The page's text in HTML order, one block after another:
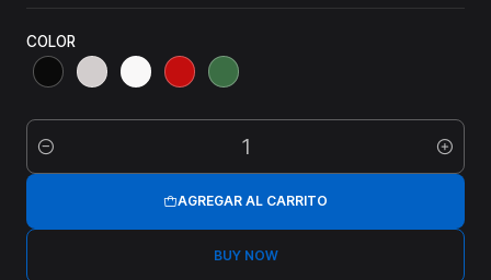
COLOR
Cantidad
AGREGAR AL CARRITO
BUY NOW